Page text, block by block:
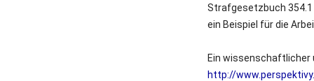
Strafgesetzbuch 354.1
ein Beispiel für die
Ein wissenschaftlicher
http://